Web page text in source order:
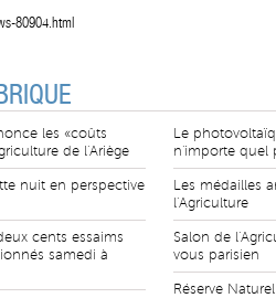
80904.html
les «coûts
de l'Ariège
nuit en perspective
cents essaims
samedi à
Le
n'importe quel
Les médailles
l'Agriculture
Salon de
vous parisien
Réserve